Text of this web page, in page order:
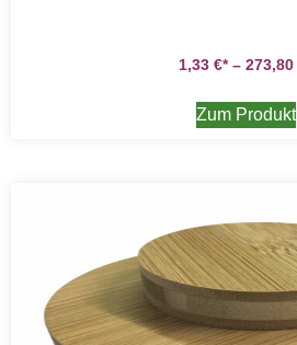
1,33 € – 273,80
Zum Produkt